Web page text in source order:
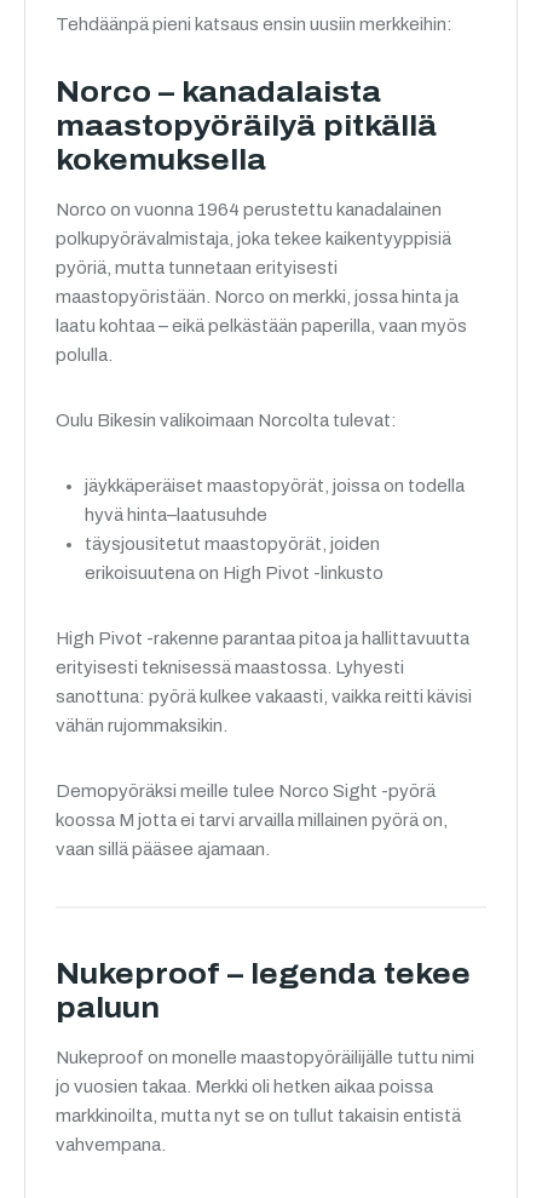
Tehdäänpä pieni katsaus ensin uusiin merkkeihin:
Norco – kanadalaista
maastopyöräilyä pitkällä
kokemuksella
Norco on vuonna 1964 perustettu kanadalainen
polkupyörävalmistaja, joka tekee kaikentyyppisiä
pyöriä, mutta tunnetaan erityisesti
maastopyöristään. Norco on merkki, jossa hinta ja
laatu kohtaa – eikä pelkästään paperilla, vaan myös
polulla.
Oulu Bikesin valikoimaan Norcolta tulevat:
jäykkäperäiset maastopyörät, joissa on todella
hyvä hinta–laatusuhde
täysjousitetut maastopyörät, joiden
erikoisuutena on High Pivot -linkusto
High Pivot -rakenne parantaa pitoa ja hallittavuutta
erityisesti teknisessä maastossa. Lyhyesti
sanottuna: pyörä kulkee vakaasti, vaikka reitti kävisi
vähän rujommaksikin.
Demopyöräksi meille tulee Norco Sight -pyörä
koossa M jotta ei tarvi arvailla millainen pyörä on,
vaan sillä pääsee ajamaan.
Nukeproof – legenda tekee
paluun
Nukeproof on monelle maastopyöräilijälle tuttu nimi
jo vuosien takaa. Merkki oli hetken aikaa poissa
markkinoilta, mutta nyt se on tullut takaisin entistä
vahvempana.